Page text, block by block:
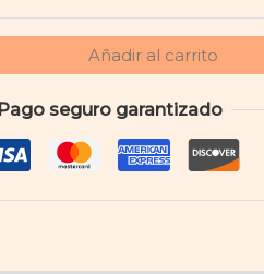
Añadir al carrito
Pago seguro garantizado